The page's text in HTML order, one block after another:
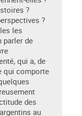
?
?
les
parler de
qui a, de
qui comporte
des
au